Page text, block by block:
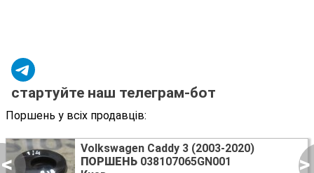
< >
стартуйте наш телеграм-бот
Поршень у всіх продавців:
Volkswagen Caddy 3 (2003-2020)
ПОРШЕНЬ 038107065GN001